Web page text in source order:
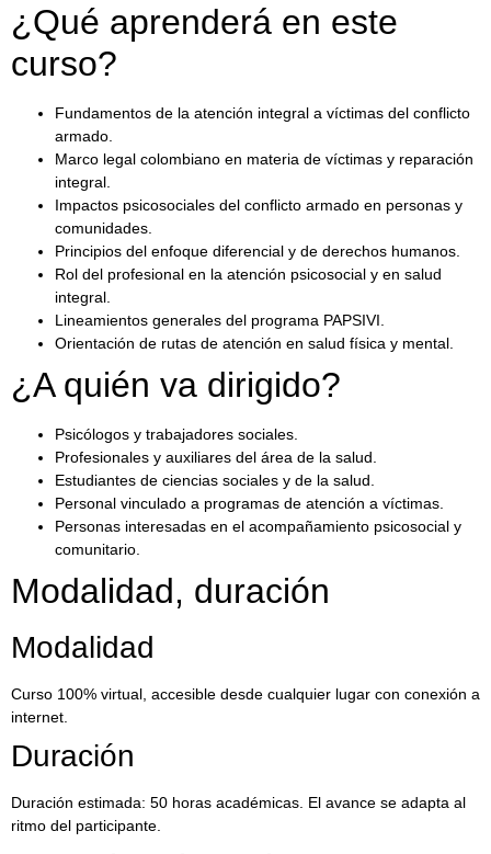
¿Qué aprenderá en este
curso?
Fundamentos de la atención integral a víctimas del conflicto
armado.
Marco legal colombiano en materia de víctimas y reparación
integral.
Impactos psicosociales del conflicto armado en personas y
comunidades.
Principios del enfoque diferencial y de derechos humanos.
Rol del profesional en la atención psicosocial y en salud
integral.
Lineamientos generales del programa PAPSIVI.
Orientación de rutas de atención en salud física y mental.
¿A quién va dirigido?
Psicólogos y trabajadores sociales.
Profesionales y auxiliares del área de la salud.
Estudiantes de ciencias sociales y de la salud.
Personal vinculado a programas de atención a víctimas.
Personas interesadas en el acompañamiento psicosocial y
comunitario.
Modalidad, duración
Modalidad
Curso 100% virtual, accesible desde cualquier lugar con conexión a
internet.
Duración
Duración estimada: 50 horas académicas. El avance se adapta al
ritmo del participante.